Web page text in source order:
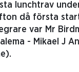
lunchtrav
då första
var Mr
- Mikael J